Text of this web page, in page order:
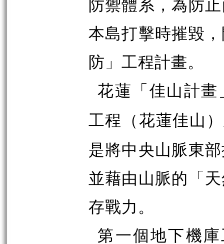
本島打擊時摧毀
防」工程計畫。
花蓮「佳山計
工程（花蓮佳山
是將中央山脈東
並藉由山脈的「
存戰力。
第一個地下機